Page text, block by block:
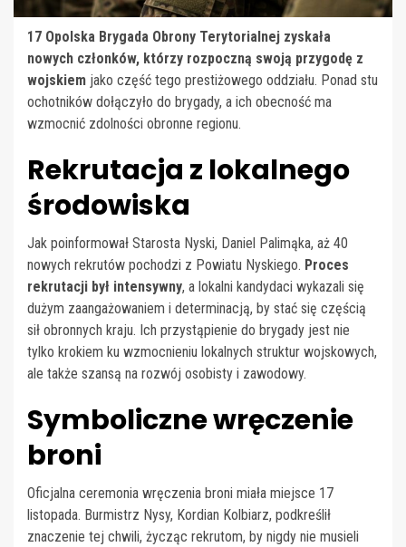
17 Opolska Brygada Obrony Terytorialnej zyskała
nowych członków, którzy rozpoczną swoją przygodę z
wojskiem jako część tego prestiżowego oddziału. Ponad stu
ochotników dołączyło do brygady, a ich obecność ma
wzmocnić zdolności obronne regionu.
Rekrutacja z lokalnego
środowiska
Jak poinformował Starosta Nyski, Daniel Palimąka, aż 40
nowych rekrutów pochodzi z Powiatu Nyskiego. Proces
rekrutacji był intensywny, a lokalni kandydaci wykazali się
dużym zaangażowaniem i determinacją, by stać się częścią
sił obronnych kraju. Ich przystąpienie do brygady jest nie
tylko krokiem ku wzmocnieniu lokalnych struktur wojskowych,
ale także szansą na rozwój osobisty i zawodowy.
Symboliczne wręczenie
broni
Oficjalna ceremonia wręczenia broni miała miejsce 17
listopada. Burmistrz Nysy, Kordian Kolbiarz, podkreślił
znaczenie tej chwili, życząc rekrutom, by nigdy nie musieli